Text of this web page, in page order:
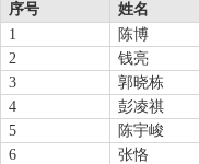
序号 姓名
1
陈博
2
钱亮
3
郭晓栋
4
彭凌祺
5
陈宇峻
6
张恪